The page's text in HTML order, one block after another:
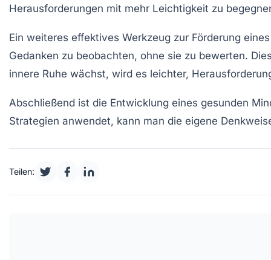
Herausforderungen mit mehr Leichtigkeit zu
Ein weiteres effektives Werkzeug zur Förderung
Gedanken zu beobachten, ohne sie zu bewerten.
innere Ruhe wächst, wird es leichter,
Abschließend ist die Entwicklung eines gesunden
Strategien anwendet, kann man die eigene
Teilen: